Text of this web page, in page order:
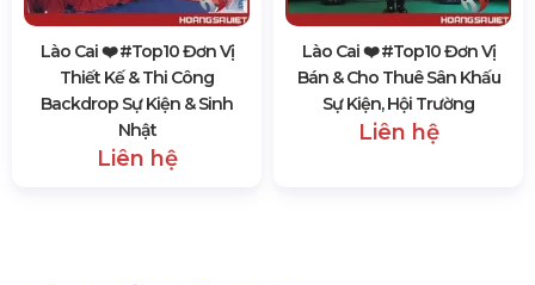
Lào Cai ❤️️ #top10 Đơn Vị
Thiết Kế & Thi Công
Backdrop Sự Kiện & Sinh
Nhật
Liên hệ
Lào Cai ❤️️ #top10 Đơn Vị
Bán & Cho Thuê Sân Khấu
Sự Kiện, Hội Trường
Liên hệ